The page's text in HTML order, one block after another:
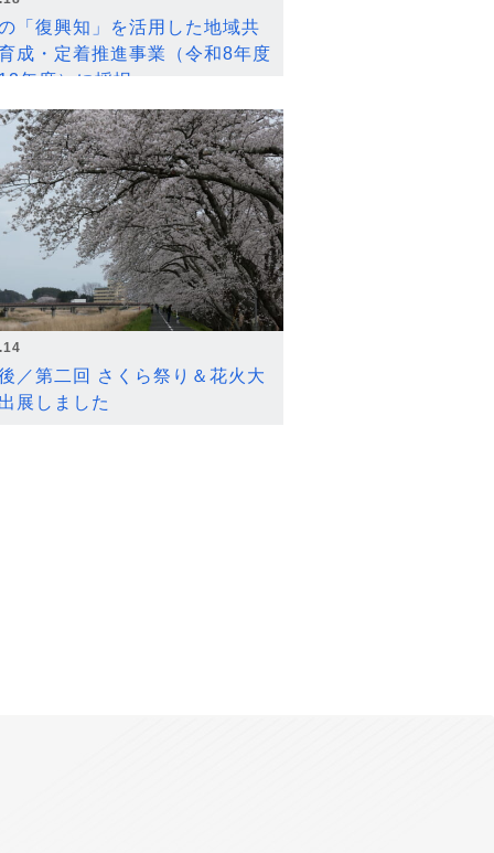
「復興知」を活用した地域共
成・定着推進事業（令和8年度
年度）に採択
／第二回 さくら祭り＆花火大
展しました